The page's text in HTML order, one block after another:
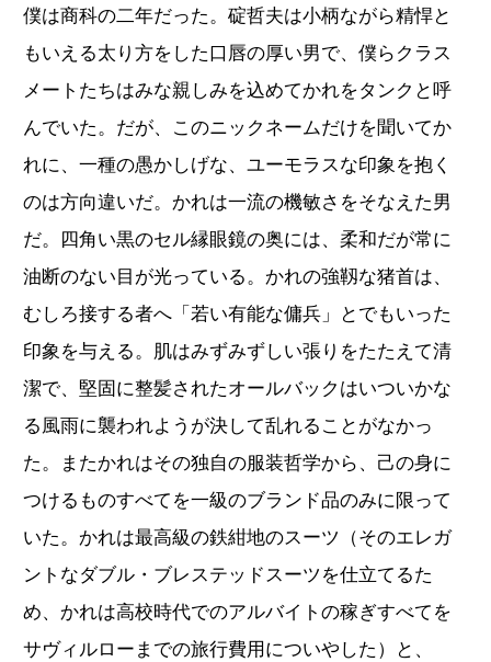
僕は商科の二年だった。碇哲夫は小柄ながら精悍と
もいえる太り方をした口唇の厚い男で、僕らクラス
メートたちはみな親しみを込めてかれをタンクと呼
んでいた。だが、このニックネームだけを聞いてか
れに、一種の愚かしげな、ユーモラスな印象を抱く
のは方向違いだ。かれは一流の機敏さをそなえた男
だ。四角い黒のセル縁眼鏡の奥には、柔和だが常に
油断のない目が光っている。かれの強靱な猪首は、
むしろ接する者へ「若い有能な傭兵」とでもいった
印象を与える。肌はみずみずしい張りをたたえて清
潔で、堅固に整髪されたオールバックはいついかな
る風雨に襲われようが決して乱れることがなかっ
た。またかれはその独自の服装哲学から、己の身に
つけるものすべてを一級のブランド品のみに限って
いた。かれは最高級の鉄紺地のスーツ（そのエレガ
ントなダブル・ブレステッドスーツを仕立てるた
め、かれは高校時代でのアルバイトの稼ぎすべてを
サヴィルローまでの旅行費用についやした）と、